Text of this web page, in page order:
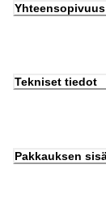
Yhteensopivuus
Tekniset tiedot
Pakkauksen